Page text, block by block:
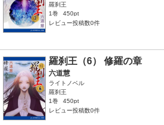
羅刹王
1巻
450pt
レビュー投稿数0件
羅刹王（6） 修羅の章
六道慧
ライトノベル
羅刹王
1巻
450pt
レビュー投稿数0件